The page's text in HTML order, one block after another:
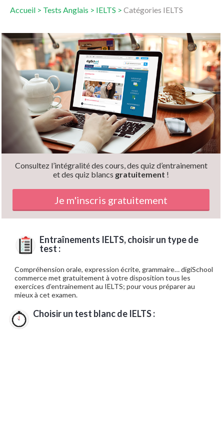
Accueil > Tests Anglais > IELTS > Catégories IELTS
Consultez l’intégralité des cours, des quiz d’entrainement
et des quiz blancs gratuitement !
Je m'inscris gratuitement
Entraînements IELTS, choisir un type de
test :
Compréhension orale, expression écrite, grammaire… digiSchool
commerce met gratuitement à votre disposition tous les
exercices d’entrainement au IELTS; pour vous préparer au
mieux à cet examen.
Choisir un test blanc de IELTS :